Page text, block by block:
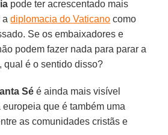
pode ter acrescentado mais
adiplomacia do Vaticano como
Se os embaixadores e
podem fazer nada para parar a
, qual é o sentido disso?
Sé é ainda mais visível
que é também uma
as comunidades cristãs e